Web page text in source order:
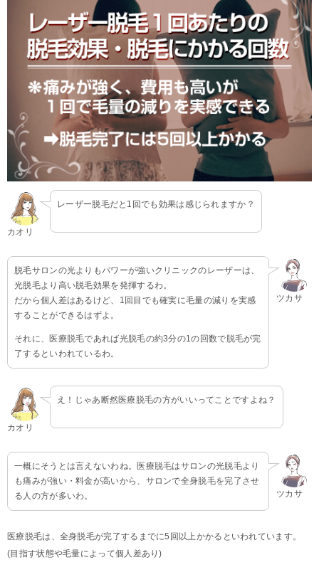
カオリ
レーザー脱毛だと1回でも効果は感じられますか？
ツカサ
脱毛サロンの光よりもパワーが強いクリニックのレーザーは、
光脱毛より高い脱毛効果を発揮するわ。
だから個人差はあるけど、1回目でも確実に毛量の減りを実感
することができるはずよ。
それに、医療脱毛であれば光脱毛の約3分の1の回数で脱毛が完
了するといわれているわ。
カオリ
え！じゃあ断然医療脱毛の方がいいってことですよね？
ツカサ
一概にそうとは言えないわね。医療脱毛はサロンの光脱毛より
も痛みが強い・料金が高いから、サロンで全身脱毛を完了させ
る人の方が多いわ。
医療脱毛は、全身脱毛が完了するまでに5回以上かかるといわれています。
(目指す状態や毛量によって個人差あり)